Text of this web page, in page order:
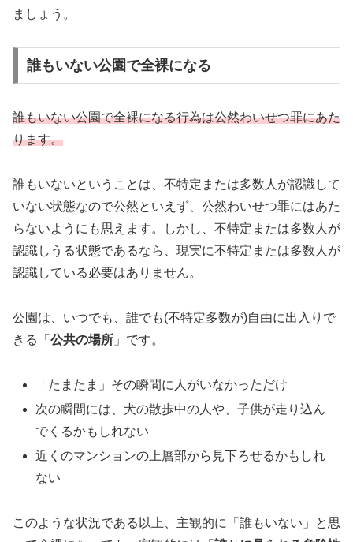
ましょう。
誰もいない公園で全裸になる
誰もいない公園で全裸になる行為は公然わいせつ罪にあた
ります。
誰もいないということは、不特定または多数人が認識して
いない状態なので公然といえず、公然わいせつ罪にはあた
らないようにも思えます。しかし、不特定または多数人が
認識しうる状態であるなら、現実に不特定または多数人が
認識している必要はありません。
公園は、いつでも、誰でも(不特定多数が)自由に出入りで
きる「 公共の場所 」です。
「たまたま」その瞬間に人がいなかっただけ
次の瞬間には、犬の散歩中の人や、子供が走り込ん
でくるかもしれない
近くのマンションの上層部から見下ろせるかもしれ
ない
このような状況である以上、主観的に「誰もいない」と思